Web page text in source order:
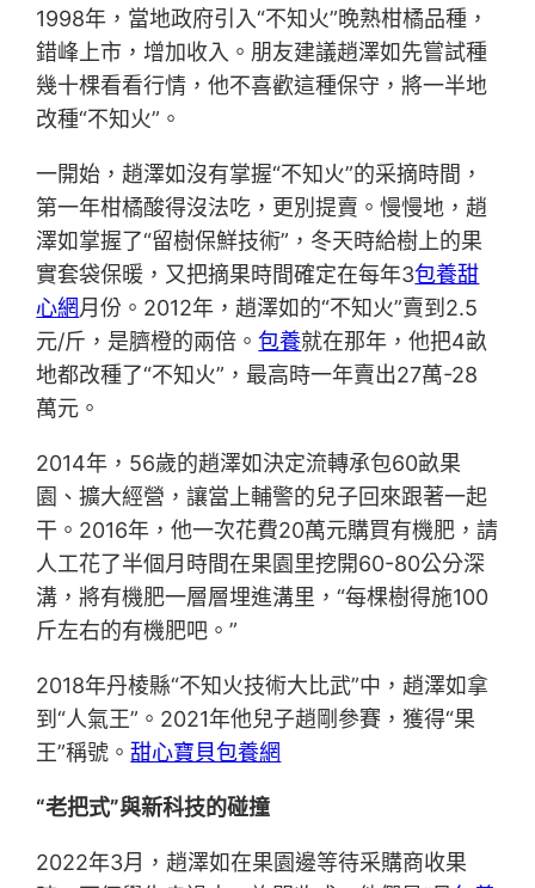
1998年，當地政府引入“不知火”晚熟柑橘品種，
錯峰上市，增加收入。朋友建議趙澤如先嘗試種
幾十棵看看行情，他不喜歡這種保守，將一半地
改種“不知火”。
一開始，趙澤如沒有掌握“不知火”的采摘時間，
第一年柑橘酸得沒法吃，更別提賣。慢慢地，趙
澤如掌握了“留樹保鮮技術”，冬天時給樹上的果
實套袋保暖，又把摘果時間確定在每年3包養甜
心網月份。2012年，趙澤如的“不知火”賣到2.5
元/斤，是臍橙的兩倍。包養就在那年，他把4畝
地都改種了“不知火”，最高時一年賣出27萬-28
萬元。
2014年，56歲的趙澤如決定流轉承包60畝果
園、擴大經營，讓當上輔警的兒子回來跟著一起
干。2016年，他一次花費20萬元購買有機肥，請
人工花了半個月時間在果園里挖開60-80公分深
溝，將有機肥一層層埋進溝里，“每棵樹得施100
斤左右的有機肥吧。”
2018年丹棱縣“不知火技術大比武”中，趙澤如拿
到“人氣王”。2021年他兒子趙剛參賽，獲得“果
王”稱號。甜心寶貝包養網
“老把式”與新科技的碰撞
2022年3月，趙澤如在果園邊等待采購商收果